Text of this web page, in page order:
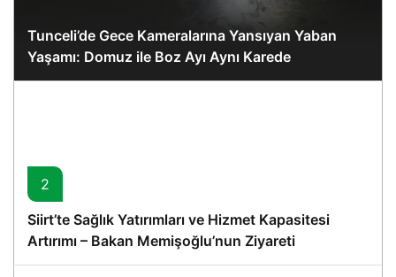
Tunceli’de Gece Kameralarına Yansıyan Yaban
Yaşamı: Domuz ile Boz Ayı Aynı Karede
2
Siirt’te Sağlık Yatırımları ve Hizmet Kapasitesi
Artırımı – Bakan Memişoğlu’nun Ziyareti